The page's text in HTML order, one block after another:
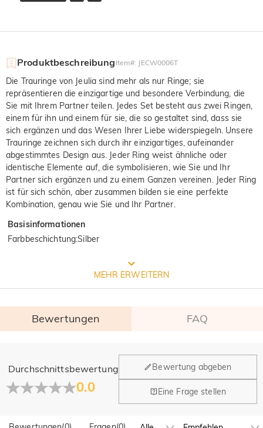
Produktbeschreibung Item#: JECW0006T
Die Trauringe von Jeulia sind mehr als nur Ringe; sie
repräsentieren die einzigartige und besondere Verbindung, die
Sie mit Ihrem Partner teilen. Jedes Set besteht aus zwei Ringen,
einem für ihn und einem für sie, die so gestaltet sind, dass sie
sich ergänzen und das Wesen Ihrer Liebe widerspiegeln. Unsere
Trauringe zeichnen sich durch ihr einzigartiges, aufeinander
abgestimmtes Design aus. Jeder Ring weist ähnliche oder
identische Elemente auf, die symbolisieren, wie Sie und Ihr
Partner sich ergänzen und zu einem Ganzen vereinen. Jeder Ring
ist für sich schön, aber zusammen bilden sie eine perfekte
Kombination, genau wie Sie und Ihr Partner.
Basisinformationen
Farbbeschichtung:Silber
Prozess der Schmuckherstellung
MEHR ERWEITERN
Bewertungen FAQ
Durchschnittsbewertung
0.0
Bewertung abgeben
Eine Frage stellen
Allgemein
Wo befindet sich Ihr Unternehmen?
Unser Hauptbüro befindet sich in Los Angeles, Kalifornien,
(China) haben.